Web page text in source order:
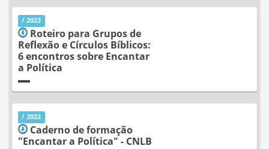
/ 2022
Roteiro para Grupos de
Reflexão e Círculos Bíblicos:
6 encontros sobre Encantar
a Política
/ 2022
Caderno de formação
"Encantar a Política" - CNLB